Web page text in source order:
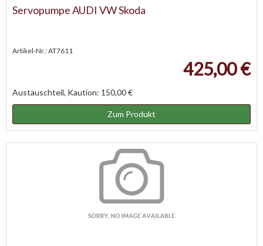
Servopumpe AUDI VW Skoda
Artikel-Nr.: AT7611
425,00 €
Austauschteil, Kaution: 150,00 €
Zum Produkt